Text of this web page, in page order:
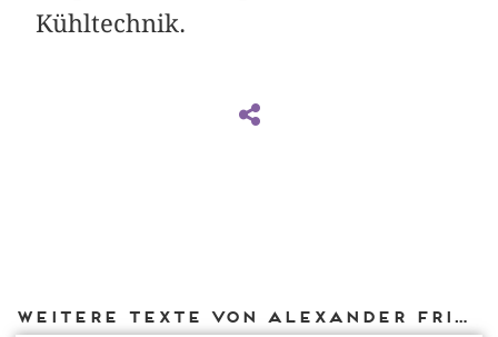
Kühltechnik.
Weitere Texte von Alexander Friedrich bei DIAPHANES